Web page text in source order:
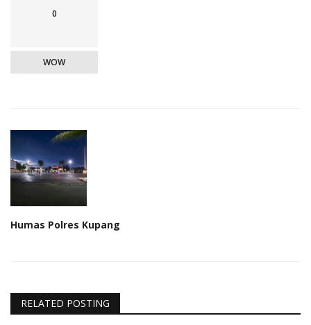
0
WOW
Humas Polres Kupang
RELATED POSTING